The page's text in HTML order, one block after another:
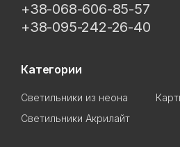
+38-068-606-85-57
+38-095-242-26-40
Категории
Светильники из неона
Светильники Акрилайт